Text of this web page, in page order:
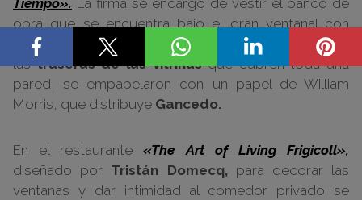
Tiempo». La firma se encargó de vestir el banco de
obra que se encuentra bajo el gran ventanal con
colchonetas y cojines en tonos cálidos. Mientras que
lastraseras de las vitrinasque cubren toda una
pared, se empapelaron con un papel de William
Morris, que distribuye Gancedo.
En el restaurante«The Art of Living Frigicoll»,
diseñado por Tristán Domecq,para decorar las
ventanas y dar intimidad al comedor privado se